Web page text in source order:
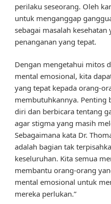
perilaku seseorang. Oleh
untuk menganggap
sebagai masalah
penanganan yang tepat.
Dengan mengetahui mitos
mental emosional, kita
yang tepat kepada orang-
membutuhkannya. Penting
diri dan berbicara tentang
agar stigma yang masih
Sebagaimana kata Dr.
adalah bagian tak
keseluruhan. Kita semua
membantu orang-orang
mental emosional untuk
mereka perlukan.”